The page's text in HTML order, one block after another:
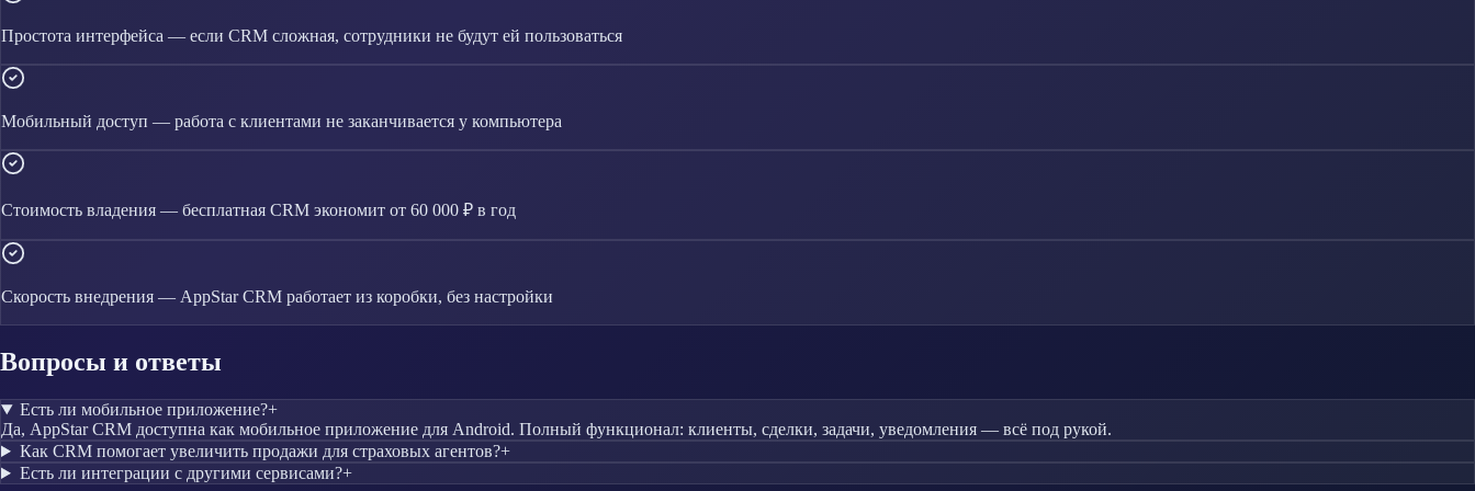
Простота интерфейса — если CRM сложная, сотрудники не будут ей пользоваться
Мобильный доступ — работа с клиентами не заканчивается у компьютера
Стоимость владения — бесплатная CRM экономит от 60 000 ₽ в год
Скорость внедрения — AppStar CRM работает из коробки, без настройки
Вопросы и ответы
Есть ли мобильное приложение?+
Да, AppStar CRM доступна как мобильное приложение для Android. Полный функционал: клиенты, сделки, задачи, уведомления — всё под рукой.
Как CRM помогает увеличить продажи для страховых агентов?+
Есть ли интеграции с другими сервисами?+